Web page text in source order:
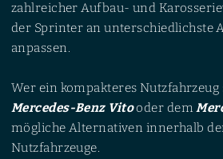
zahlreicher Aufbau- und
der Sprinter an unterschiedlichste
anpassen.
Wer ein kompakteres
Mercedes-Benz Vitooder dem
mögliche Alternativen innerhalb
Nutzfahrzeuge.